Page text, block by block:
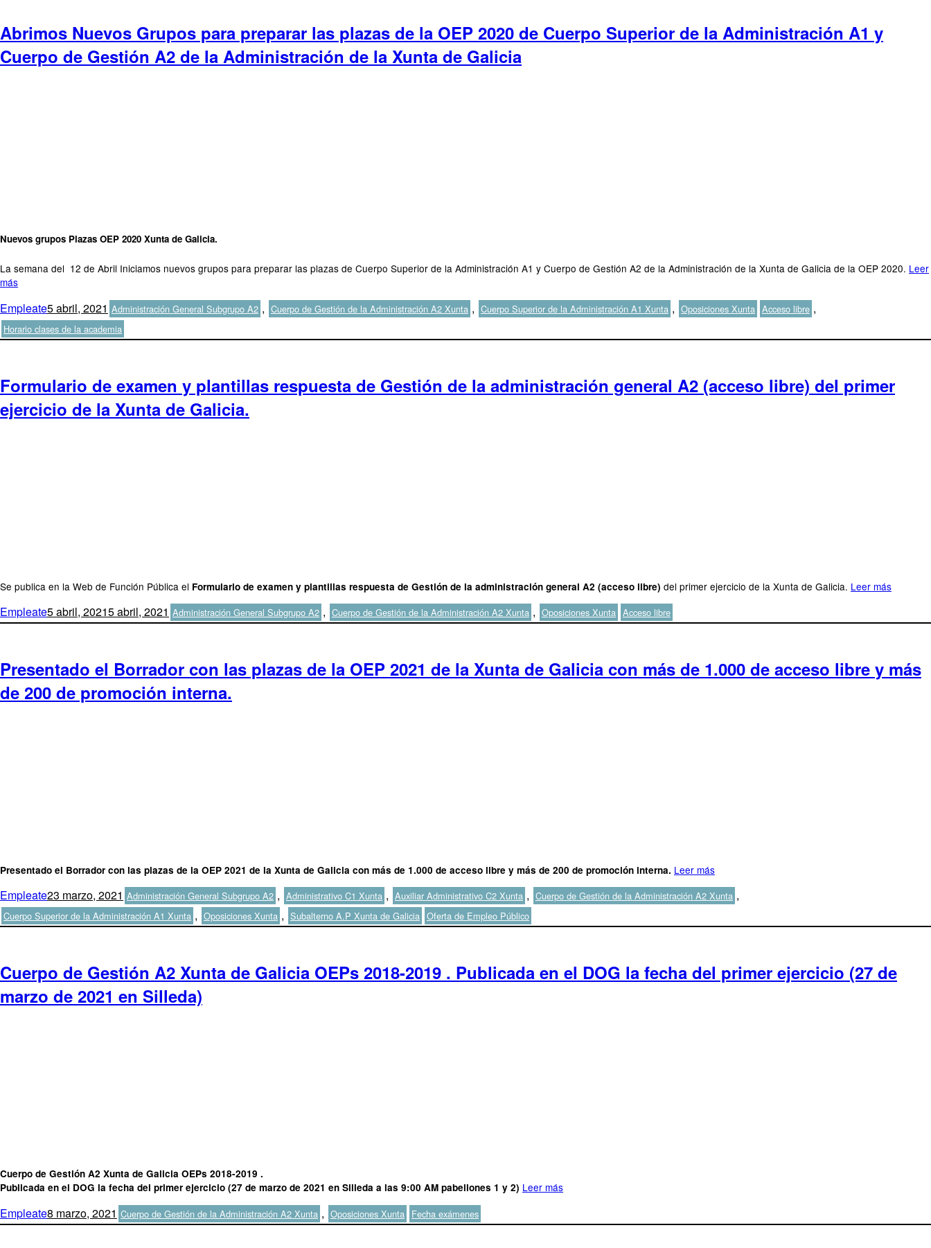
Abrimos Nuevos Grupos para preparar las plazas de la OEP 2020 de Cuerpo Superior de la Administración A1 y
Cuerpo de Gestión A2 de la Administración de la Xunta de Galicia
Nuevos grupos Plazas OEP 2020 Xunta de Galicia.
La semana del 12 de Abril Iniciamos nuevos grupos para preparar las plazas de Cuerpo Superior de la Administración A1 y Cuerpo de Gestión A2 de la Administración de la Xunta de Galicia de la OEP 2020. Leer
más
Autor
EmpleatePublicado
el
5 abril, 2021 Categorías
Administración General Subgrupo A2 , Cuerpo de Gestión de la Administración A2 Xunta , Cuerpo Superior de la Administración A1 Xunta , Oposiciones Xunta Etiquetas
Acceso libre ,
Horario clases de la academia
Formulario de examen y plantillas respuesta de Gestión de la administración general A2 (acceso libre) del primer
ejercicio de la Xunta de Galicia.
Se publica en la Web de Función Pública el Formulario de examen y plantillas respuesta de Gestión de la administración general A2 (acceso libre) del primer ejercicio de la Xunta de Galicia. Leer más
Autor
EmpleatePublicado
el
5 abril, 20215 abril, 2021 Categorías
Administración General Subgrupo A2 , Cuerpo de Gestión de la Administración A2 Xunta , Oposiciones Xunta Etiquetas
Acceso libre
Presentado el Borrador con las plazas de la OEP 2021 de la Xunta de Galicia con más de 1.000 de acceso libre y más
de 200 de promoción interna.
Presentado el Borrador con las plazas de la OEP 2021 de la Xunta de Galicia con más de 1.000 de acceso libre y más de 200 de promoción interna. Leer más
Autor
EmpleatePublicado
el
23 marzo, 2021 Categorías
Administración General Subgrupo A2 , Administrativo C1 Xunta , Auxiliar Administrativo C2 Xunta , Cuerpo de Gestión de la Administración A2 Xunta ,
Cuerpo Superior de la Administración A1 Xunta , Oposiciones Xunta , Subalterno A.P Xunta de Galicia Etiquetas
Oferta de Empleo Público
Cuerpo de Gestión A2 Xunta de Galicia OEPs 2018-2019 . Publicada en el DOG la fecha del primer ejercicio (27 de
marzo de 2021 en Silleda)
Cuerpo de Gestión A2 Xunta de Galicia OEPs 2018-2019 .
Publicada en el DOG la fecha del primer ejercicio (27 de marzo de 2021 en Silleda a las 9:00 AM pabellones 1 y 2) Leer más
Autor
EmpleatePublicado
el
8 marzo, 2021 Categorías
Cuerpo de Gestión de la Administración A2 Xunta , Oposiciones Xunta Etiquetas
Fecha exámenes